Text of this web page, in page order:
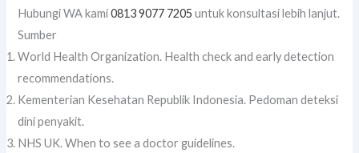
Hubungi WA kami0813 9077 7205 untuk konsultasi lebih lanjut.
Sumber
World Health Organization. Health check and early detection
recommendations.
Kementerian Kesehatan Republik Indonesia. Pedoman deteksi
dini penyakit.
NHS UK. When to see a doctor guidelines.